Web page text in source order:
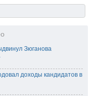
Зюганова
доходы кандидатов в